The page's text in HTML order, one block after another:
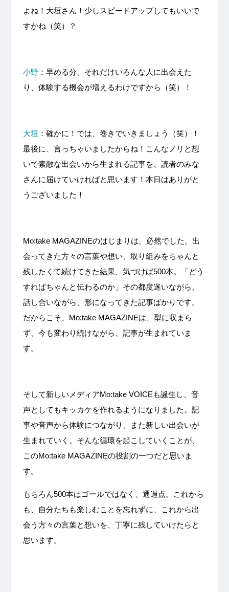
よね！大垣さん！少しスピードアップしてもいいで
すかね（笑）？
小野：早める分、それだけいろんな人に出会えた
り、体験する機会が増えるわけですから（笑）！
大垣 ：確かに！では、巻きでいきましょう（笑）！
最後に、言っちゃいましたからね！こんなノリと想
いで素敵な出会いから生まれる記事を、読者のみな
さんに届けていければと思います！本日はありがと
うございました！
Mo:take MAGAZINEのはじまりは、必然でした。出
会ってきた方々の言葉や想い、取り組みをちゃんと
残したくて続けてきた結果、気づけば500本。「どう
すればちゃんと伝わるのか」その都度迷いながら、
話し合いながら、形になってきた記事ばかりです。
だからこそ、Mo:take MAGAZINEは、型に収まら
ず、今も変わり続けながら、記事が生まれていま
す。
そして新しいメディアMo:take VOICEも誕生し、音
声としてもキッカケを作れるようになりました。記
事や音声から体験につながり、また新しい出会いが
生まれていく。そんな循環を起こしていくことが、
このMo:take MAGAZINEの役割の一つだと思いま
す。
もちろん500本はゴールではなく、通過点。これから
も、自分たちも楽しむことを忘れずに、これから出
会う方々の言葉と想いを、丁寧に残していけたらと
思います。